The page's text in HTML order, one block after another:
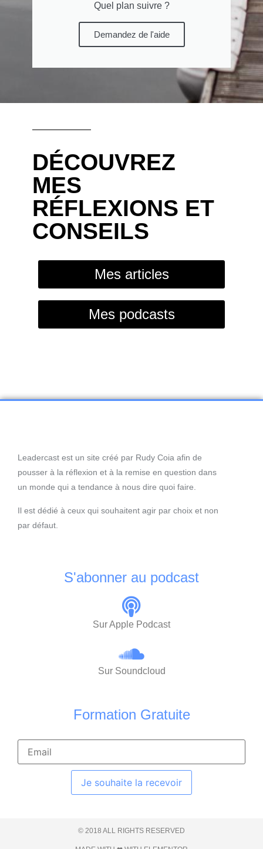
Quel plan suivre ?
Demandez de l'aide
DÉCOUVREZ
MES
RÉFLEXIONS ET
CONSEILS
Mes articles
Mes podcasts
Leadercast est un site créé par Rudy Coia afin de
pousser à la réflexion et à la remise en question dans
un monde qui a tendance à nous dire quoi faire.
Il est dédié à ceux qui souhaitent agir par choix et non
par défaut.
S'abonner au podcast
Sur Apple Podcast
Sur Soundcloud
Formation Gratuite
Je souhaite la recevoir
© 2018 ALL RIGHTS RESERVED​